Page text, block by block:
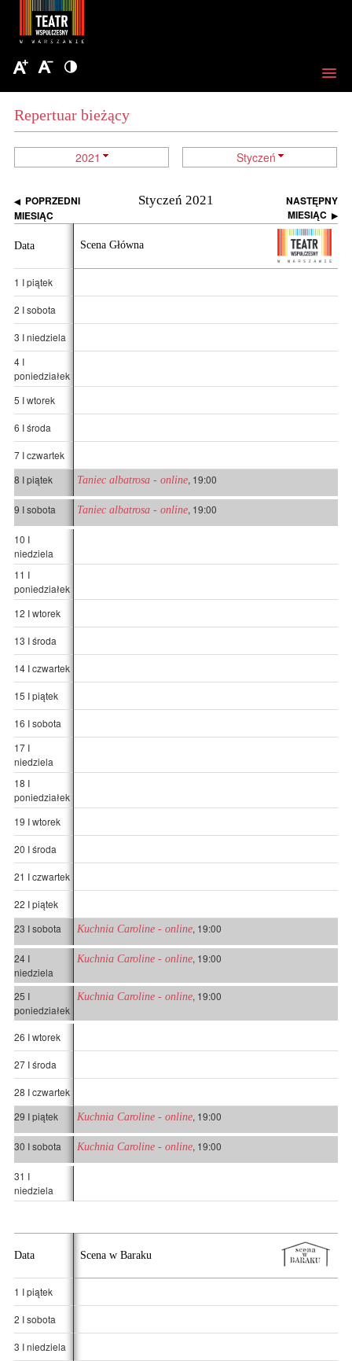
Repertuar bieżący
2021 Styczeń
◀ POPRZEDNI
MIESIĄC
Styczeń 2021
NASTĘPNY
MIESIĄC ▶
Data Scena Główna
1 I piątek
2 I sobota
3 I niedziela
4 I
poniedziałek
5 I wtorek
6 I środa
7 I czwartek
8 I piątek
Taniec albatrosa - online, 19:00
9 I sobota Taniec albatrosa - online, 19:00
10 I
niedziela
11 I
poniedziałek
12 I wtorek
13 I środa
14 I czwartek
15 I piątek
16 I sobota
17 I
niedziela
18 I
poniedziałek
19 I wtorek
20 I środa
21 I czwartek
22 I piątek
23 I sobota
Kuchnia Caroline - online, 19:00
24 I
niedziela
Kuchnia Caroline - online, 19:00
25 I
poniedziałek
Kuchnia Caroline - online, 19:00
26 I wtorek
27 I środa
28 I czwartek
29 I piątek
Kuchnia Caroline - online, 19:00
30 I sobota Kuchnia Caroline - online, 19:00
31 I
niedziela
Data Scena w Baraku
1 I piątek
2 I sobota
3 I niedziela